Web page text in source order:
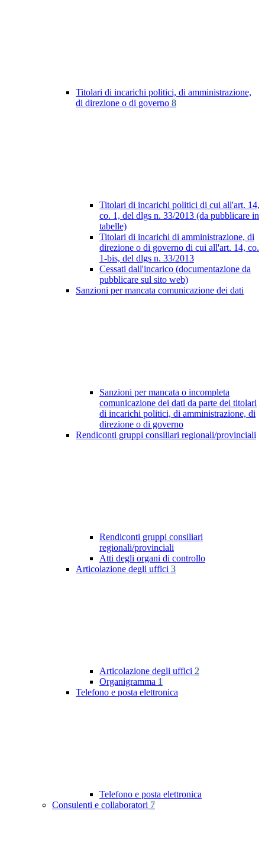
Titolari di incarichi politici, di amministrazione,
di direzione o di governo 8
Titolari di incarichi politici di cui all'art. 14,
co. 1, del dlgs n. 33/2013 (da pubblicare in
tabelle)
Titolari di incarichi di amministrazione, di
direzione o di governo di cui all'art. 14, co.
1-bis, del dlgs n. 33/2013
Cessati dall'incarico (documentazione da
pubblicare sul sito web)
Sanzioni per mancata comunicazione dei dati
Sanzioni per mancata o incompleta
comunicazione dei dati da parte dei titolari
di incarichi politici, di amministrazione, di
direzione o di governo
Rendiconti gruppi consiliari regionali/provinciali
Rendiconti gruppi consiliari
regionali/provinciali
Atti degli organi di controllo
Articolazione degli uffici 3
Articolazione degli uffici 2
Organigramma 1
Telefono e posta elettronica
Telefono e posta elettronica
Consulenti e collaboratori 7